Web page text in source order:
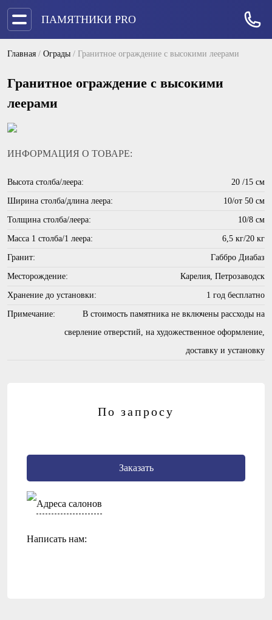
ПАМЯТНИКИ PRO
Главная / Ограды / Гранитное ограждение с высокими леерами
Гранитное ограждение с высокими
леерами
ИНФОРМАЦИЯ О ТОВАРЕ:
Высота столба/леера: 20 /15 см
Ширина столба/длина леера: 10/от 50 см
Толщина столба/леера: 10/8 см
Масса 1 столба/1 леера: 6,5 кг/20 кг
Гранит: Габбро Диабаз
Месторождение: Карелия, Петрозаводск
Хранение до установки: 1 год бесплатно
Примечание:
В стоимость памятника не включены рассходы на
сверление отверстий, на художественное оформление,
доставку и установку
По запросу
Заказать
Адреса салонов
Написать нам: